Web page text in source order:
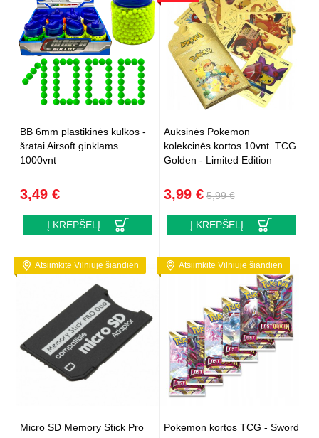
BB 6mm plastikinės kulkos -
šratai Airsoft ginklams
1000vnt
3,49 €
Į KREPŠELĮ
Auksinės Pokemon
kolekcinės kortos 10vnt. TCG
Golden - Limited Edition
3,99 € 5,99 €
Į KREPŠELĮ
Atsiimkite Vilniuje šiandien
Micro SD Memory Stick Pro
Atsiimkite Vilniuje šiandien
Pokemon kortos TCG - Sword